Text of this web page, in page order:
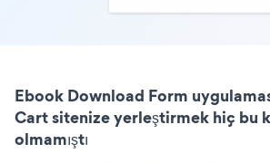
Ebook Download Form
Cart sitenize yerleştirmek hiç bu
olmamıştı